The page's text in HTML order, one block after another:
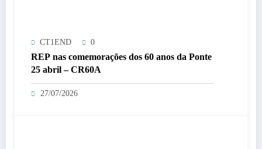
CT1END 0
REP nas comemorações dos 60 anos da Ponte
25 abril – CR60A
27/07/2026